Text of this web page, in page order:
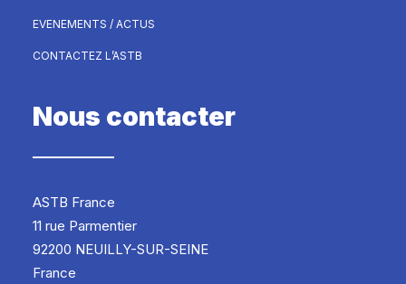
EVENEMENTS / ACTUS
CONTACTEZ L’ASTB
Nous contacter
ASTB France
11 rue Parmentier
92200 NEUILLY-SUR-SEINE
France